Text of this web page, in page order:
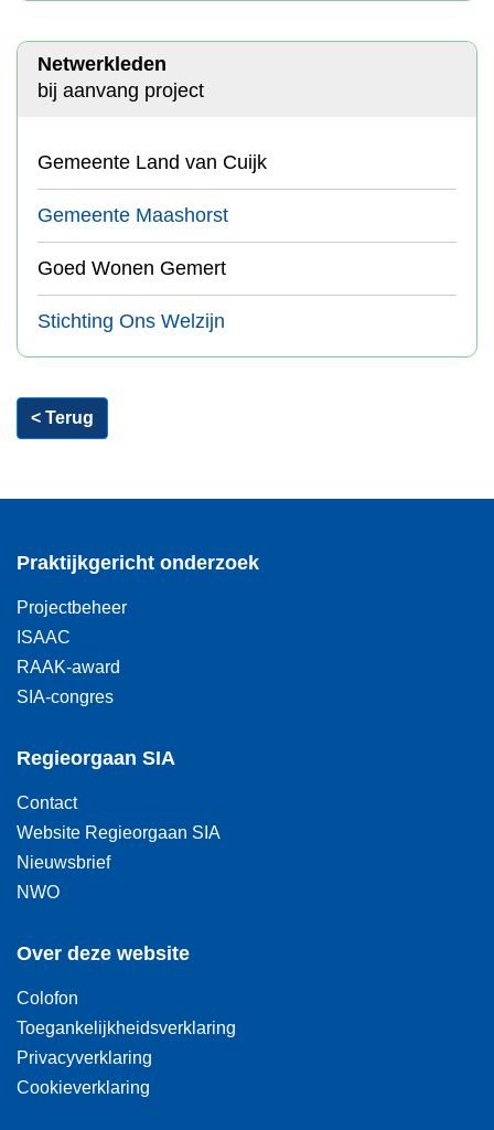
Netwerkleden
bij aanvang project
Gemeente Land van Cuijk
Gemeente Maashorst
Goed Wonen Gemert
Stichting Ons Welzijn
< Terug
Praktijkgericht onderzoek
Projectbeheer
ISAAC
RAAK-award
SIA-congres
Regieorgaan SIA
Contact
Website Regieorgaan SIA
Nieuwsbrief
NWO
Over deze website
Colofon
Toegankelijkheidsverklaring
Privacyverklaring
Cookieverklaring